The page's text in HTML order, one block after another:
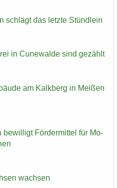
schlägt das letz­te Stünd­lein
in Cu­n­e­wal­de sind ge­zählt
am Kalk­berg in Mei­ßen
be­wil­ligt För­der­mit­tel für Mo­
wach­sen